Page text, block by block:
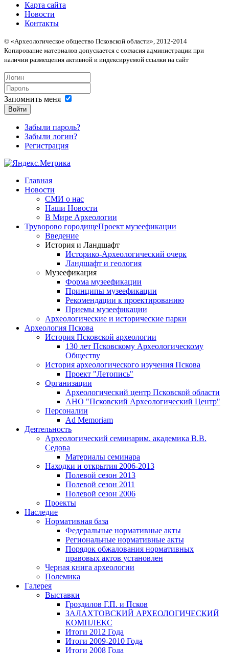
Карта сайта
Новости
Контакты
© «Археологическое общество Псковской области», 2012-2014
Копирование материалов допускается с согласия администрации при
наличии размещения активной и индексируемой ссылки на сайт
Запомнить меня
Войти
Забыли пароль?
Забыли логин?
Регистрация
Главная
Новости
СМИ о нас
Наши Новости
В Мире Археологии
Труворово городищеПроект музеефикации
Введение
История и Ландшафт
Историко-Археологический очерк
Ландшафт и геология
Музеефикация
Форма музеефикации
Принципы музеефикации
Рекомендации к проектированию
Приемы музеефикации
Археологические и исторические парки
Археология Пскова
История Псковской археологии
130 лет Псковскому Археологическому
Обществу
История археологического изучения Пскова
Проект "Летопись"
Организации
Археологический центр Псковской области
АНО "Псковский Археологический Центр"
Персоналии
Ad Memoriam
Деятельность
Археологический семинарим. академика В.В.
Седова
Материалы семинара
Находки и открытия 2006-2013
Полевой сезон 2013
Полевой сезон 2011
Полевой сезон 2006
Проекты
Наследие
Нормативная база
Федеральные нормативные акты
Региональные нормативные акты
Порядок обжалования нормативных
правовых актов установлен
Черная книга археологии
Полемика
Галерея
Выставки
Гроздилов Г.П. и Псков
ЗАЛАХТОВСКИЙ АРХЕОЛОГИЧЕСКИЙ
КОМПЛЕКС
Итоги 2012 Года
Итоги 2009-2010 Года
Итоги 2008 Года